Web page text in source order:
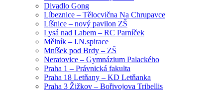
Divadlo Gong
Líbeznice – Tělocvična Na Chrupavce
Líšnice – nový pavilon ZŠ
Lysá nad Labem – RC Parníček
Mělník – I.N.spirace
Mníšek pod Brdy – ZŠ
Neratovice – Gymnázium Palackého
Praha 1 – Právnická fakulta
Praha 18 Letňany – KD Letňanka
Praha 3 Žižkov – Bořivojova Tribellis